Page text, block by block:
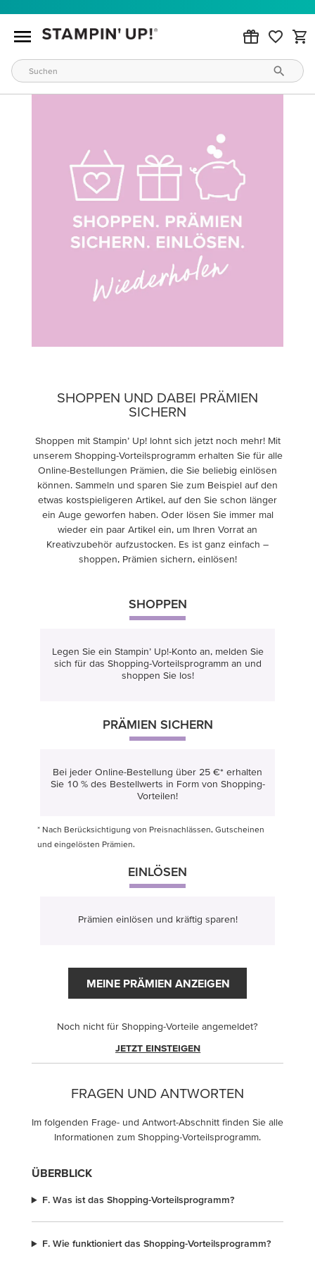
SHOPPEN UND DABEI PRÄMIEN
SICHERN
Shoppen mit Stampin’ Up! lohnt sich jetzt noch mehr! Mit
unserem Shopping-Vorteilsprogramm erhalten Sie für alle
Online-Bestellungen Prämien, die Sie beliebig einlösen
können. Sammeln und sparen Sie zum Beispiel auf den
etwas kostspieligeren Artikel, auf den Sie schon länger
ein Auge geworfen haben. Oder lösen Sie immer mal
wieder ein paar Artikel ein, um Ihren Vorrat an
Kreativzubehör aufzustocken. Es ist ganz einfach –
shoppen, Prämien sichern, einlösen!
SHOPPEN
Legen Sie ein Stampin’ Up!-Konto an, melden Sie
sich für das Shopping-Vorteilsprogramm an und
shoppen Sie los!
PRÄMIEN SICHERN
Bei jeder Online-Bestellung über 25 €* erhalten
Sie 10 % des Bestellwerts in Form von Shopping-
Vorteilen!
* Nach Berücksichtigung von Preisnachlässen, Gutscheinen
und eingelösten Prämien.
EINLÖSEN
Prämien einlösen und kräftig sparen!
MEINE PRÄMIEN ANZEIGEN
Noch nicht für Shopping-Vorteile angemeldet?
JETZT EINSTEIGEN
FRAGEN UND ANTWORTEN
Im folgenden Frage- und Antwort-Abschnitt finden Sie alle
Informationen zum Shopping-Vorteilsprogramm.
ÜBERBLICK
F. Was ist das Shopping-Vorteilsprogramm?
F. Wie funktioniert das Shopping-Vorteilsprogramm?